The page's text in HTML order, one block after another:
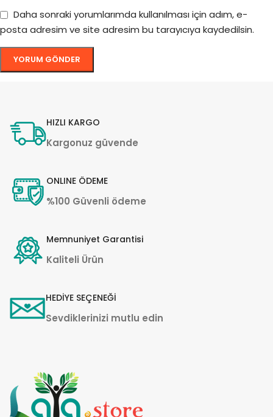
Daha sonraki yorumlarımda kullanılması için adım, e-
posta adresim ve site adresim bu tarayıcıya kaydedilsin.
HIZLI KARGO
Kargonuz güvende
ONLINE ÖDEME
%100 Güvenli ödeme
Memnuniyet Garantisi
Kaliteli Ürün
HEDİYE SEÇENEĞİ
Sevdiklerinizi mutlu edin